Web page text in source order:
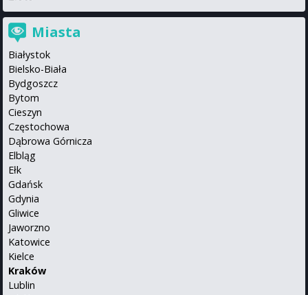
Miasta
Białystok
Bielsko-Biała
Bydgoszcz
Bytom
Cieszyn
Częstochowa
Dąbrowa Górnicza
Elbląg
Ełk
Gdańsk
Gdynia
Gliwice
Jaworzno
Katowice
Kielce
Kraków
Lublin